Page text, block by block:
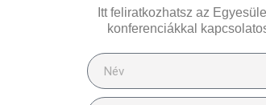
Itt feliratkozhatsz az
konferenciákkal